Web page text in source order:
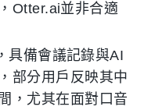
Otter.ai並非合適
具備會議記錄與AI
部分用戶反映其中
，尤其在面對口音